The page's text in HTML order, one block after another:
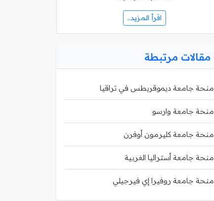
اقرأ المزيد..
مقالات مرتبطة
منحة جامعة ديموقريطس في تراقيا
منحة جامعة وارسو
منحة جامعة كليرمون أوفرن
منحة جامعة أستراليا الغربية
منحة جامعة روفيرا إي فيرجيلي